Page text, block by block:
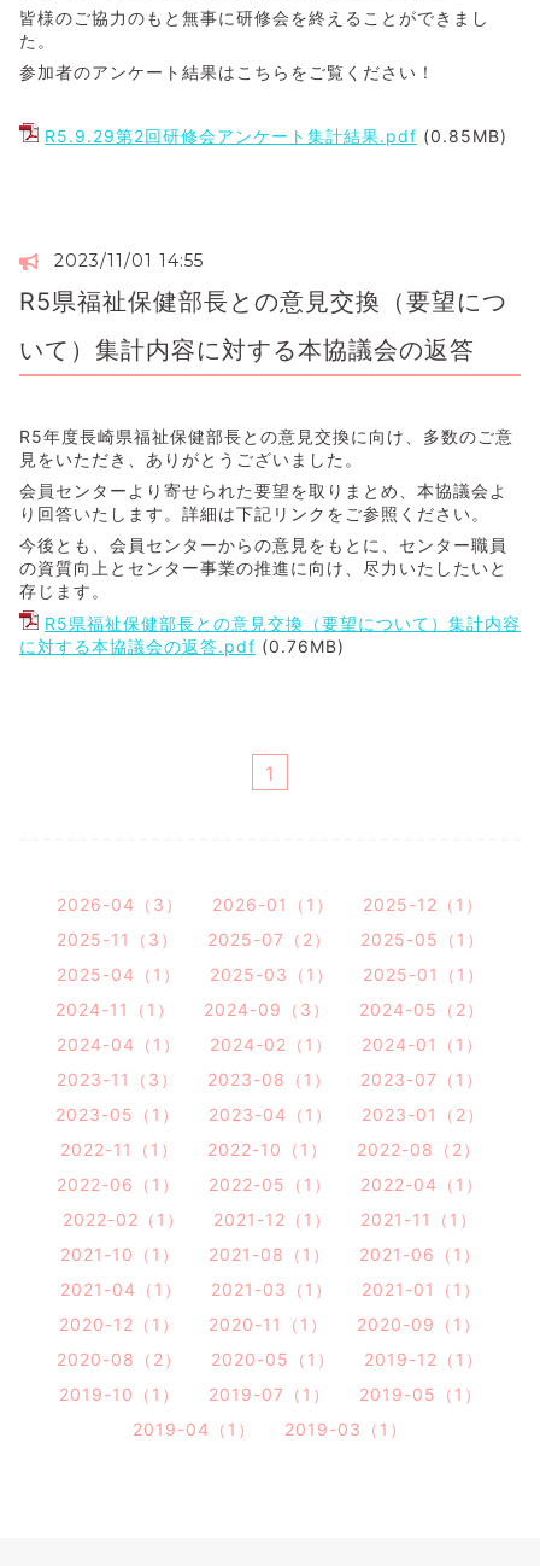
皆様のご協力のもと無事に研修会を終えることができまし
た。
参加者のアンケート結果はこちらをご覧ください！
R5.9.29第2回研修会アンケート集計結果.pdf (0.85MB)
2023/11/01 14:55
R5県福祉保健部長との意見交換（要望につ
いて）集計内容に対する本協議会の返答
R5年度長崎県福祉保健部長との意見交換に向け、多数のご意
見をいただき、ありがとうございました。
会員センターより寄せられた要望を取りまとめ、本協議会よ
り回答いたします。詳細は下記リンクをご参照ください。
今後とも、会員センターからの意見をもとに、センター職員
の資質向上とセンター事業の推進に向け、尽力いたしたいと
存じます。
R5県福祉保健部長との意見交換（要望について）集計内容
に対する本協議会の返答.pdf (0.76MB)
1
2026-04（3） 2026-01（1）
2025-12（1）
2025-11（3）
2025-07（2）
2025-05（1）
2025-04（1）
2025-03（1）
2025-01（1）
2024-11（1）
2024-09（3）
2024-05（2）
2024-04（1）
2024-02（1）
2024-01（1）
2023-11（3）
2023-08（1）
2023-07（1）
2023-05（1）
2023-04（1）
2023-01（2）
2022-11（1）
2022-10（1）
2022-08（2）
2022-06（1）
2022-05（1）
2022-04（1）
2022-02（1）
2021-12（1）
2021-11（1）
2021-10（1）
2021-08（1）
2021-06（1）
2021-04（1）
2021-03（1）
2021-01（1）
2020-12（1）
2020-11（1）
2020-09（1）
2020-08（2）
2020-05（1）
2019-12（1）
2019-10（1）
2019-07（1）
2019-05（1）
2019-04（1）
2019-03（1）